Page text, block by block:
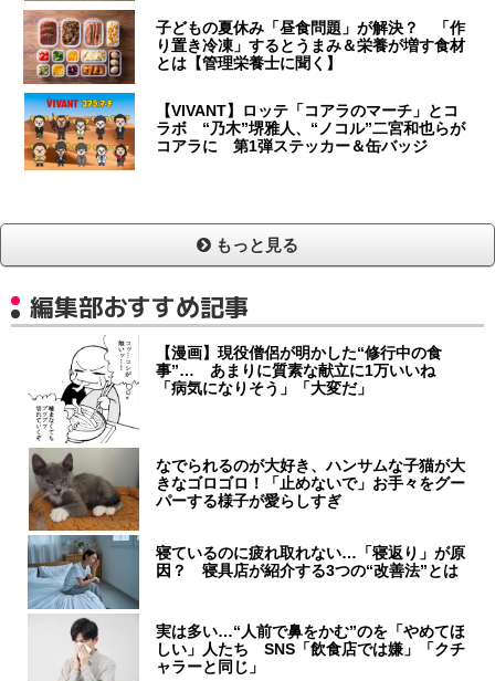
子どもの夏休み「昼食問題」が解決？ 「作
り置き冷凍」するとうまみ＆栄養が増す食材
とは【管理栄養士に聞く】
【VIVANT】ロッテ「コアラのマーチ」とコ
ラボ “乃木”堺雅人、“ノコル”二宮和也らが
コアラに 第1弾ステッカー＆缶バッジ
もっと見る
編集部おすすめ記事
【漫画】現役僧侶が明かした“修行中の食
事”… あまりに質素な献立に1万いいね
「病気になりそう」「大変だ」
なでられるのが大好き、ハンサムな子猫が大
きなゴロゴロ！「止めないで」お手々をグー
パーする様子が愛らしすぎ
寝ているのに疲れ取れない…「寝返り」が原
因？ 寝具店が紹介する3つの“改善法”とは
実は多い…“人前で鼻をかむ”のを「やめてほ
しい」人たち SNS「飲食店では嫌」「クチ
ャラーと同じ」